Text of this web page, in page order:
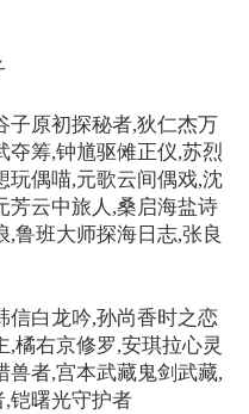
子原初探秘者,狄仁杰万
夺筹,钟馗驱傩正仪,苏烈
玩偶喵,元歌云间偶戏,沈
芳云中旅人,桑启海盐诗
,鲁班大师探海日志,张良
信白龙吟,孙尚香时之恋
,橘右京修罗,安琪拉心灵
兽者,宫本武藏鬼剑武藏,
铠曙光守护者